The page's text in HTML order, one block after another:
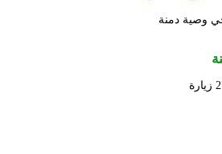
وصية دمنة